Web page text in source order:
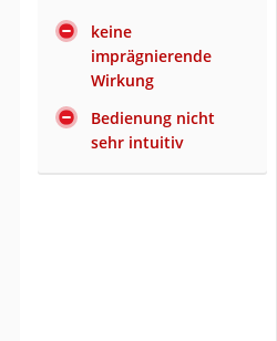
keine
imprägnierende
Wirkung
Bedienung nicht
sehr intuitiv